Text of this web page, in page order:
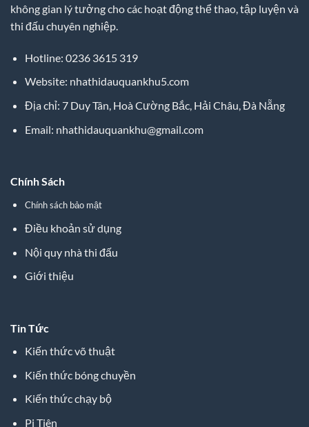
không gian lý tưởng cho các hoạt động thể thao, tập luyện và
thi đấu chuyên nghiệp.
Hotline: 0236 3615 319
Website: nhathidauquankhu5.com
Địa chỉ: 7 Duy Tân, Hoà Cường Bắc, Hải Châu, Đà Nẵng
Email: nhathidauquankhu@gmail.com
Chính Sách
Chính sách bảo mật
Điều khoản sử dụng
Nội quy nhà thi đấu
Giới thiệu
Tin Tức
Kiến thức võ thuật
Kiến thức bóng chuyền
Kiến thức chạy bộ
Pi Tiên